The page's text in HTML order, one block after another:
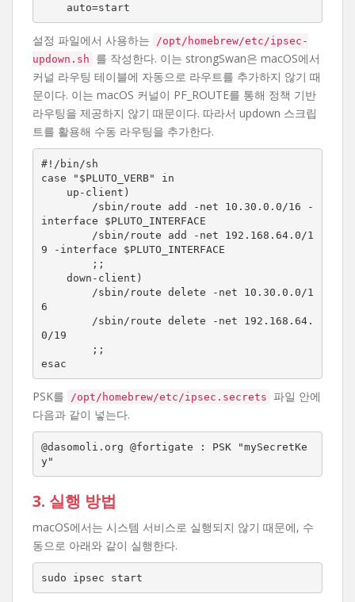
    auto=start
설정 파일에서 사용하는
/opt/homebrew/etc/ipsec-
updown.sh
를 작성한다. 이는 strongSwan은 macOS에서
커널 라우팅 테이블에 자동으로 라우트를 추가하지 않기 때
문이다. 이는 macOS 커널이 PF_ROUTE를 통해 정책 기반
라우팅을 제공하지 않기 때문이다. 따라서 updown 스크립
트를 활용해 수동 라우팅을 추가한다.
#!/bin/sh
case "$PLUTO_VERB" in
interface $PLUTO_INTERFACE
9 -interface $PLUTO_INTERFACE
6
0/19
esac
PSK를 /opt/homebrew/etc/ipsec.secrets
파일 안에
다음과 같이 넣는다.
@dasomoli.org @fortigate : PSK "mySecretKe
y"
3. 실행 방법
macOS에서는 시스템 서비스로 실행되지 않기 때문에, 수
동으로 아래와 같이 실행한다.
sudo ipsec start